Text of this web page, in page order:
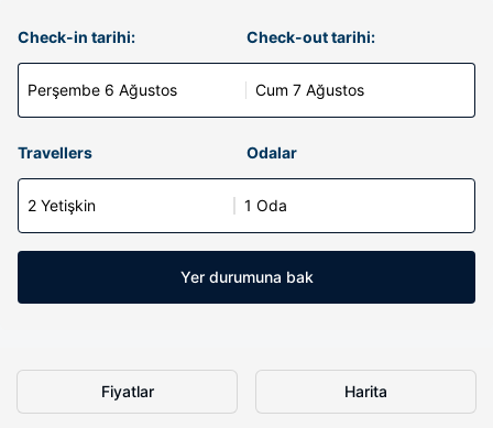
Check-in tarihi:
Perşembe 6 Ağustos
Check-out tarihi:
Cum 7 Ağustos
Travellers Odalar
2 Yetişkin 1 Oda
Yer durumuna bak
Fiyatlar Harita